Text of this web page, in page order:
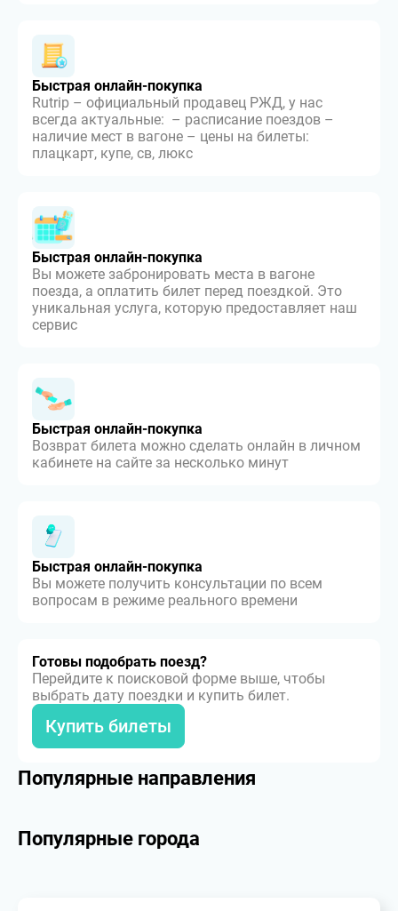
Быстрая онлайн-покупка
Rutrip – официальный продавец РЖД, у нас
всегда актуальные: – расписание поездов –
наличие мест в вагоне – цены на билеты:
плацкарт, купе, св, люкс
Быстрая онлайн-покупка
Вы можете забронировать места в вагоне
поезда, а оплатить билет перед поездкой. Это
уникальная услуга, которую предоставляет наш
сервис
Быстрая онлайн-покупка
Возврат билета можно сделать онлайн в личном
кабинете на сайте за несколько минут
Быстрая онлайн-покупка
Вы можете получить консультации по всем
вопросам в режиме реального времени
Готовы подобрать поезд?
Перейдите к поисковой форме выше, чтобы
выбрать дату поездки и купить билет.
Купить билеты
Популярные направления
Популярные города